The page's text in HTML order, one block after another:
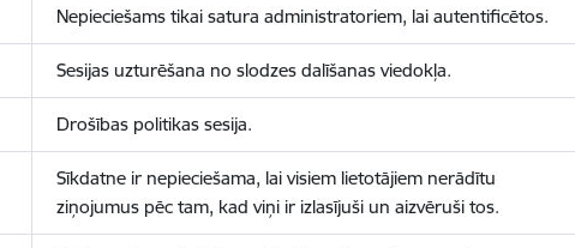
Nepieciešams tikai satura administratoriem, lai autentificētos.
Sesijas uzturēšana no slodzes dalīšanas viedokļa.
Drošības politikas sesija.
Sīkdatne ir nepieciešama, lai visiem lietotājiem nerādītu
ziņojumus pēc tam, kad viņi ir izlasījuši un aizvēruši tos.